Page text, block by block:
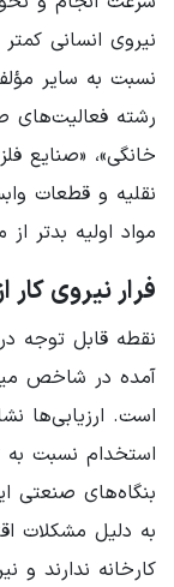
نسبت به سایر
رشته فعالیت‌های
خانگی»، «صنایع
نقلیه و قطعات
مواد اولیه بدتر
فرار نیروی کار
نقطه قابل توجه
آمده در شاخص
است. ارزیابی‌ها
استخدام نسبت به
بنگاه‌های صنعتی
به دلیل مشکلات
کارخانه ندارند و